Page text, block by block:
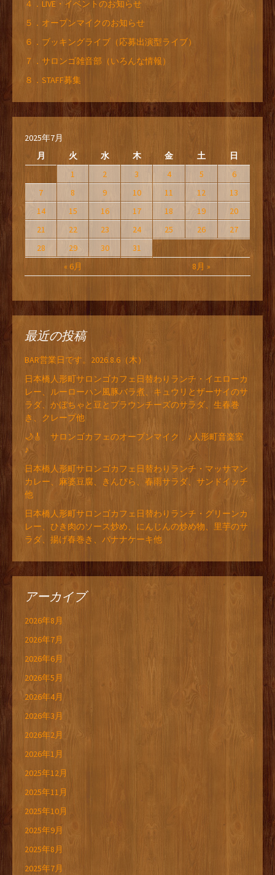
４．LIVE・イベントのお知らせ
５．オープンマイクのお知らせ
６．ブッキングライブ（応募出演型ライブ）
７．サロンゴ雑音部（いろんな情報）
８．STAFF募集
2025年7月
月
火 水 木 金 土 日
« 6月 8月 »
1 2 3 4 5
6
7
8 9 10 11 12
13
14
15 16 17 18 19
20
21
22 23 24 25 26
27
28
29 30 31
最近の投稿
BAR営業日です。2026.8.6（木）
日本橋人形町サロンゴカフェ日替わりランチ・イエローカ
レー、ルーローハン風豚バラ煮、キュウリとザーサイのサ
ラダ、かぼちゃと豆とブラウンチーズのサラダ、生春巻
き、クレープ他
🌙🎸 サロンゴカフェのオープンマイク ♪人形町音楽室
♪
日本橋人形町サロンゴカフェ日替わりランチ・マッサマン
カレー、麻婆豆腐、きんぴら、春雨サラダ、サンドイッチ
他
日本橋人形町サロンゴカフェ日替わりランチ・グリーンカ
レー、ひき肉のソース炒め、にんじんの炒め物、里芋のサ
ラダ、揚げ春巻き、バナナケーキ他
アーカイブ
2026年8月
2026年7月
2026年6月
2026年5月
2026年4月
2026年3月
2026年2月
2026年1月
2025年12月
2025年11月
2025年10月
2025年9月
2025年8月
2025年7月